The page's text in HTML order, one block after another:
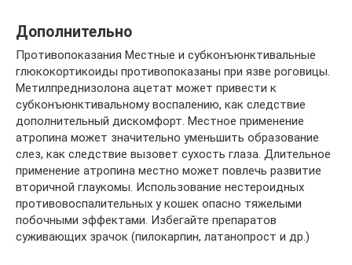
Дополнительно
Противопоказания Местные и субконъюнктивальные
глюкокортикоиды противопоказаны при язве роговицы.
Метилпреднизолона ацетат может привести к
субконъюнктивальному воспалению, как следствие
дополнительный дискомфорт. Местное применение
атропина может значительно уменьшить образование
слез, как следствие вызовет сухость глаза. Длительное
применение атропина местно может повлечь развитие
вторичной глаукомы. Использование нестероидных
противовоспалительных у кошек опасно тяжелыми
побочными эффектами. Избегайте препаратов
суживающих зрачок (пилокарпин, латанопрост и др.)